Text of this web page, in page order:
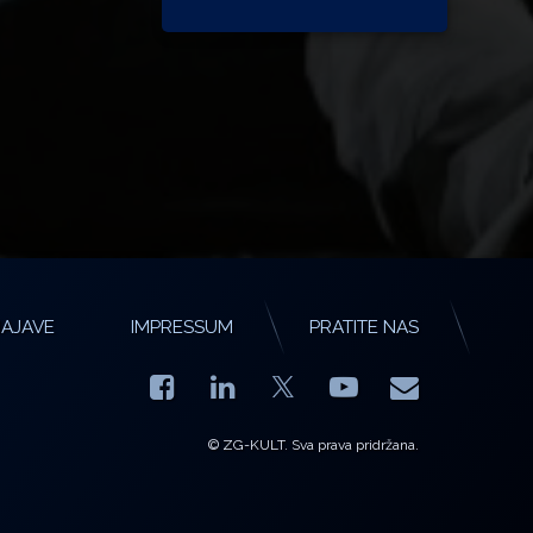
IMPRESSUM PRATITE NAS
Facebook
LinkedIn YouTube
E-mail
© ZG-KULT. Sva prava pridržana.